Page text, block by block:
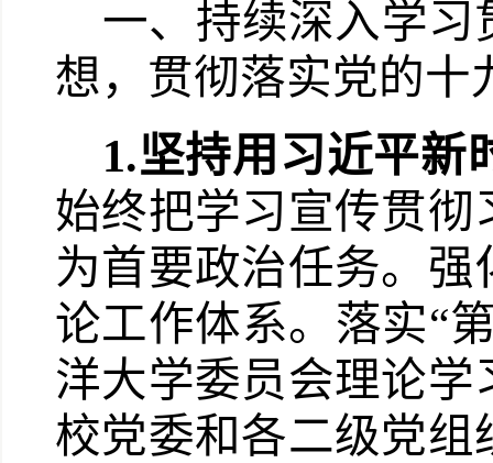
一、持续深入学
想，贯彻落实党的十
1.坚持用习近平新
始终把学习宣传贯
为首要政治任务。
论工作体系。落实“
洋大学委员会理论
校党委和各二级党